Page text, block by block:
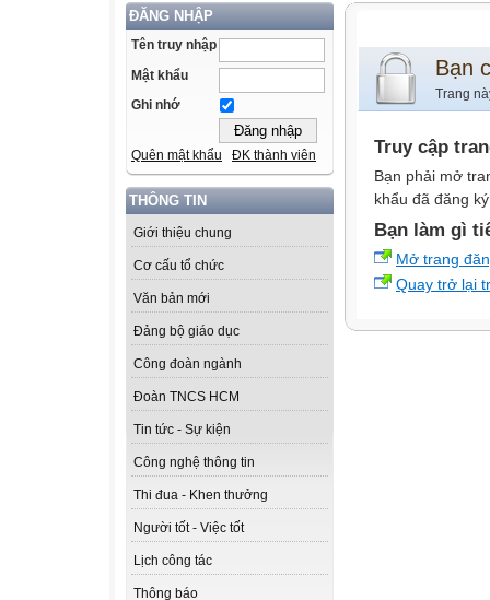
ĐĂNG NHẬP
Tên truy nhập
Mật khẩu
Ghi nhớ
Quên mật khẩu ĐK thành viên
THÔNG TIN
Giới thiệu chung
Cơ cấu tổ chức
Văn bản mới
Đảng bộ giáo dục
Công đoàn ngành
Đoàn TNCS HCM
Tin tức - Sự kiện
Công nghệ thông tin
Thi đua - Khen thưởng
Người tốt - Việc tốt
Lịch công tác
Thông báo
Bạn
Trang
Truy cập
Bạn phải mở
khẩu đã đăng
Bạn làm gì
Mở trang
Quay trở lại